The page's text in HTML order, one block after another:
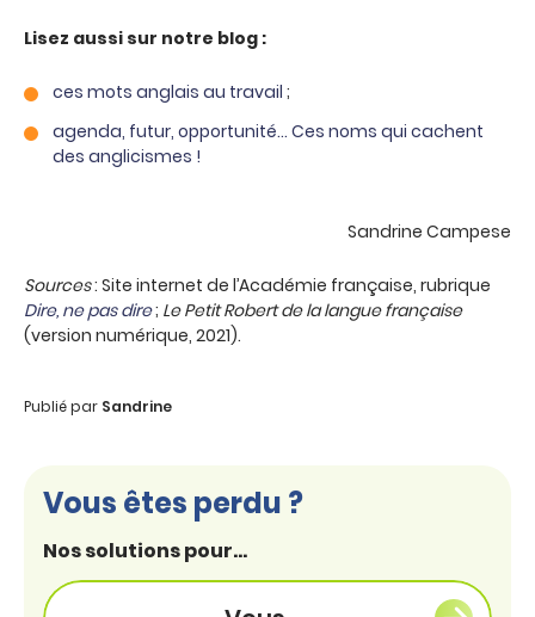
Lisez aussi sur notre blog :
ces mots anglais au travail ;
agenda, futur, opportunité… Ces noms qui cachent
des anglicismes !
Sandrine Campese
Sources: Site internet de l’Académie française, rubrique
Dire, ne pas dire; Le Petit Robert de la langue française
(version numérique, 2021).
Publié par Sandrine
Vous êtes perdu ?
Nos solutions pour...